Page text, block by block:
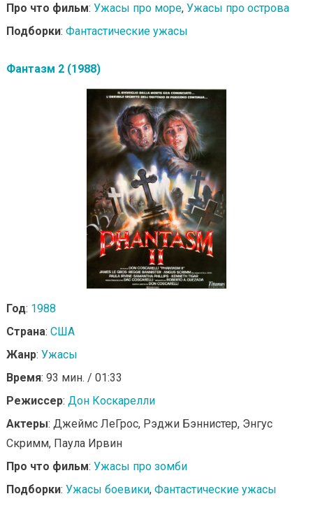
Про что фильм: Ужасы про море, Ужасы про острова
Подборки: Фантастические ужасы
Фантазм 2 (1988)
Год: 1988
Страна: США
Жанр: Ужасы
Время: 93 мин. / 01:33
Режиссер: Дон Коскарелли
Актеры: Джеймс ЛеГрос, Рэджи Бэннистер, Энгус
Скримм, Паула Ирвин
Про что фильм: Ужасы про зомби
Подборки: Ужасы боевики, Фантастические ужасы